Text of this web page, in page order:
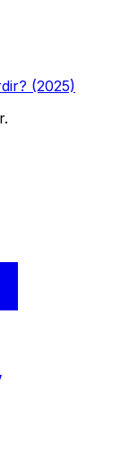
(2025)